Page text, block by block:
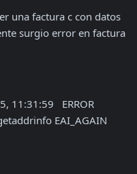
una factura c con datos
surgio error en factura
11:31:59   ERROR
EAI_AGAIN